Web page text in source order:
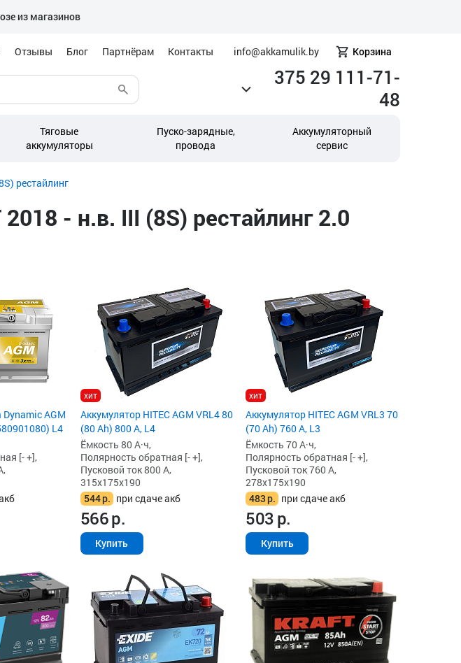
из магазинов
Отзывы Блог Партнёрам Контакты info@akkamulik.by Корзина
375 29 111-71-
48
Тяговые
аккумуляторы
Пуско-зарядные,
провода
Аккумуляторный
сервис
рестайлинг
- н.в. III (8S) рестайлинг 2.0
AGM
L4
[- +],
хит
Аккумулятор HITEC AGM VRL4 80
(80 Ah) 800 А, L4
Ёмкость 80 А·ч,
Полярность обратная [- +],
Пусковой ток 800 А,
315x175x190
544р. при сдаче акб
566р.
Купить
хит
Аккумулятор HITEC AGM VRL3 70
(70 Ah) 760 А, L3
Ёмкость 70 А·ч,
Полярность обратная [- +],
Пусковой ток 760 А,
278x175x190
483р. при сдаче акб
503р.
Купить